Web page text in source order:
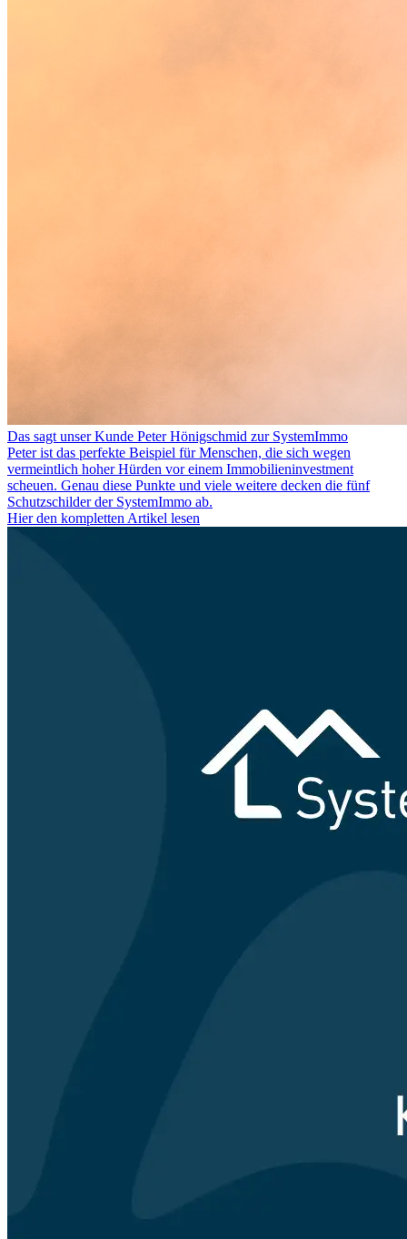
Das sagt unser Kunde Peter Hönigschmid zur SystemImmo
Peter ist das perfekte Beispiel für Menschen, die sich wegen
vermeintlich hoher Hürden vor einem Immobilieninvestment
scheuen. Genau diese Punkte und viele weitere decken die fünf
Schutzschilder der SystemImmo ab.
Hier den kompletten Artikel lesen